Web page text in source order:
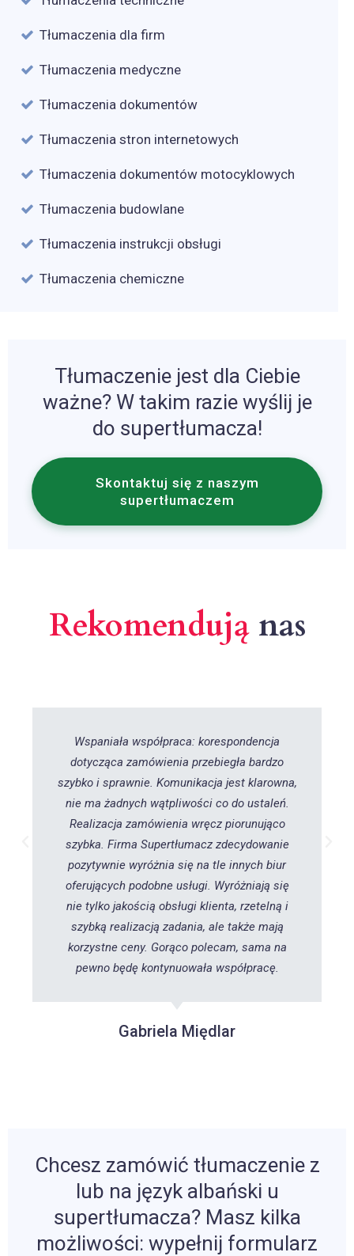
Tłumaczenia dla firm
Tłumaczenia medyczne
Tłumaczenia dokumentów
Tłumaczenia stron internetowych
Tłumaczenia dokumentów motocyklowych
Tłumaczenia budowlane
Tłumaczenia instrukcji obsługi
Tłumaczenia chemiczne
Tłumaczenie jest dla Ciebie
ważne? W takim razie wyślij je
do supertłumacza!
Skontaktuj się z naszym
supertłumaczem
Rekomendująnas
Wspaniała współpraca: korespondencja
dotycząca zamówienia przebiegła bardzo
szybko i sprawnie. Komunikacja jest klarowna,
nie ma żadnych wątpliwości co do ustaleń.
Realizacja zamówienia wręcz piorunująco
szybka. Firma Supertłumacz zdecydowanie
pozytywnie wyróżnia się na tle innych biur
oferujących podobne usługi. Wyróżniają się
nie tylko jakością obsługi klienta, rzetelną i
szybką realizacją zadania, ale także mają
korzystne ceny. Gorąco polecam, sama na
pewno będę kontynuowała współpracę.
Gabriela Międlar
Chcesz zamówić tłumaczenie z
lub na język albański u
supertłumacza? Masz kilka
możliwości: wypełnij formularz